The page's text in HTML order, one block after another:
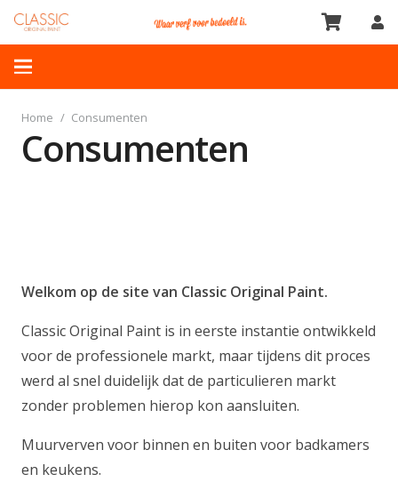
Home / Consumenten
Consumenten
Welkom op de site van Classic Original Paint.
Classic Original Paint is in eerste instantie ontwikkeld
voor de professionele markt, maar tijdens dit proces
werd al snel duidelijk dat de particulieren markt
zonder problemen hierop kon aansluiten.
Muurverven voor binnen en buiten voor badkamers
en keukens.